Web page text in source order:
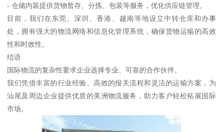
- 仓储内装提供货物暂存、分拣、包装等服务，优化供应链管理。
目前，我们在东莞、深圳、香港、越南等地设立中转仓库和办事
处，拥有强大的物流网络和信息化管理系统，确保货物运输的高效
性和时效性。
结语
国际物流的复杂性要求企业选择专业、可靠的合作伙伴。
我们凭借丰富的行业经验、高效的报关流程和灵活的运输方案，为
汕尾及周边企业提供优质的美洲物流服务，助力客户轻松拓展国际
市场。